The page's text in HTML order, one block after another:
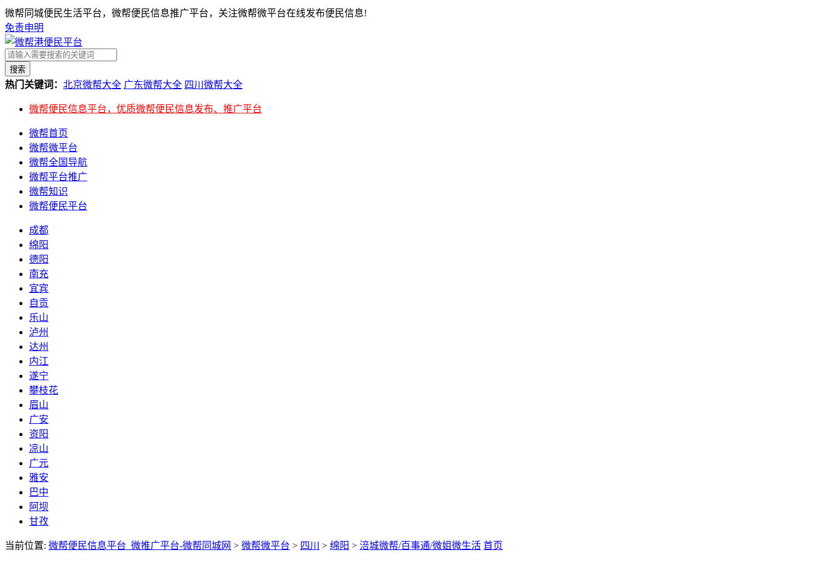
微帮同城便民生活平台，微帮便民信息推广平台，关注微帮微平台在线发布便民信息!
免责申明
搜索
热门关键词： 北京微帮大全 广东微帮大全 四川微帮大全
微帮便民信息平台，优质微帮便民信息发布、推广平台
微帮首页
微帮微平台
微帮全国导航
微帮平台推广
微帮知识
微帮便民平台
成都
绵阳
德阳
南充
宜宾
自贡
乐山
泸州
达州
内江
遂宁
攀枝花
眉山
广安
资阳
凉山
广元
雅安
巴中
阿坝
甘孜
当前位置: 微帮便民信息平台_微推广平台-微帮同城网 > 微帮微平台 > 四川 > 绵阳 > 涪城微帮/百事通/微姐微生活 首页